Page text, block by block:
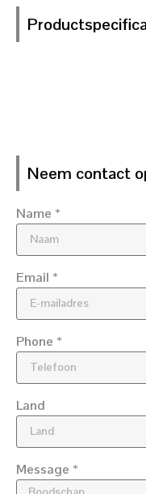
Neem contact
Name *
Email *
Phone *
Land
Message *